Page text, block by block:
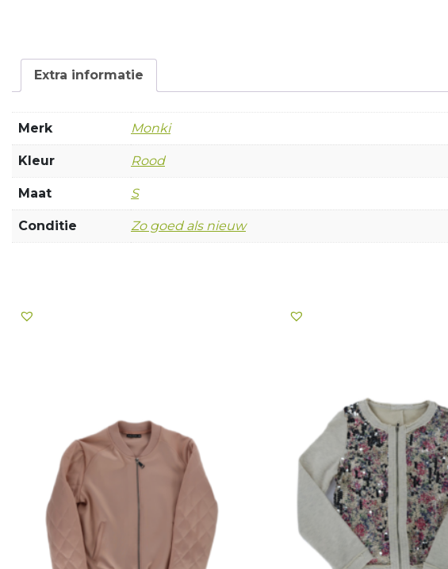
Extra informatie
Merk Monki
Kleur Rood
Maat S
Conditie Zo goed als nieuw